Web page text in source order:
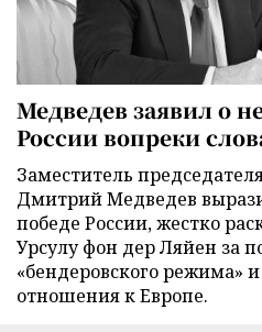
Медведев заявил о
России вопреки
Заместитель
Дмитрий Медведев
победе России, жестко
Урсулу фон дер Ляйен за
«бендеровского режима»
отношения к Европе.